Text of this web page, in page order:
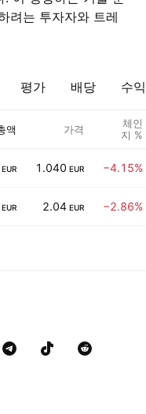
려는 투자자와 트레
평가 배당 수
액 가격
체인
지 %
EUR 1.040 EUR −4.15%
EUR 2.04 EUR −2.86%